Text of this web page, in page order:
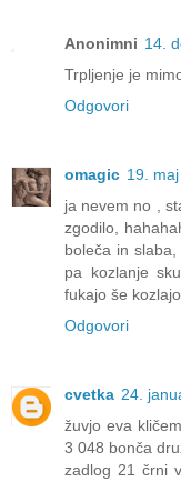
Anonimni 14.
Trpljenje je
Odgovori
omagic 19.
ja nevem no ,
zgodilo,
boleča in
pa kozlanje
fukajo še
Odgovori
cvetka 24.
žuvjo eva
3 048 bonča
zadlog 21 črni